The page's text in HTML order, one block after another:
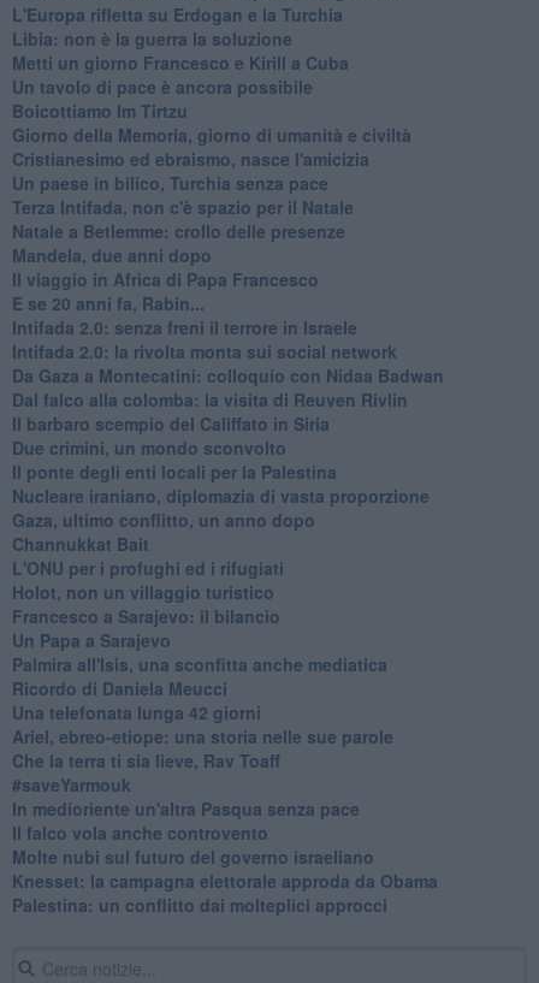
L'Europa rifletta su Erdogan e la Turchia
Libia: non è la guerra la soluzione
Metti un giorno Francesco e Kirill a Cuba
Un tavolo di pace è ancora possibile
Boicottiamo Im Tirtzu
Giorno della Memoria, giorno di umanità e civiltà
Cristianesimo ed ebraismo, nasce l'amicizia
Un paese in bilico, Turchia senza pace
Terza Intifada, non c'è spazio per il Natale
Natale a Betlemme: crollo delle presenze
Mandela, due anni dopo
Il viaggio in Africa di Papa Francesco
E se 20 anni fa, Rabin...
Intifada 2.0: senza freni il terrore in Israele
Intifada 2.0: la rivolta monta sui social network
Da Gaza a Montecatini: colloquio con Nidaa Badwan
Dal falco alla colomba: la visita di Reuven Rivlin
Il barbaro scempio del Califfato in Siria
Due crimini, un mondo sconvolto
Il ponte degli enti locali per la Palestina
Nucleare iraniano, diplomazia di vasta proporzione
Gaza, ultimo conflitto, un anno dopo
Channukkat Bait
L'ONU per i profughi ed i rifugiati
Holot, non un villaggio turistico
Francesco a Sarajevo: il bilancio
Un Papa a Sarajevo
Palmira all'Isis, una sconfitta anche mediatica
Ricordo di Daniela Meucci
​Una telefonata lunga 42 giorni
​Ariel, ebreo-etiope: una storia nelle sue parole
Che la terra ti sia lieve, Rav Toaff
​#saveYarmouk
​In medioriente un'altra Pasqua senza pace
​Il falco vola anche controvento
Molte nubi sul futuro del governo israeliano
Knesset: la campagna elettorale approda da Obama
Palestina: un conflitto dai molteplici approcci